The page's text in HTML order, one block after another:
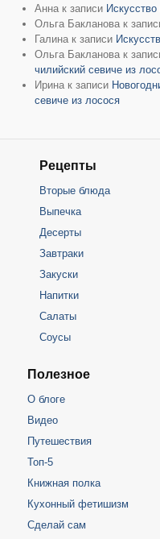
Анна к записи
Ольга Бакланова к
Галина к записи
Ольга Бакланова к
чилийский севиче из
Ирина к записи
севиче из лосося
Рецепты
Вторые блюда
Выпечка
Десерты
Завтраки
Закуски
Напитки
Салаты
Соусы
Полезное
О блоге
Видео
Путешествия
Топ-5
Книжная полка
Кухонный фетишизм
Сделай сам